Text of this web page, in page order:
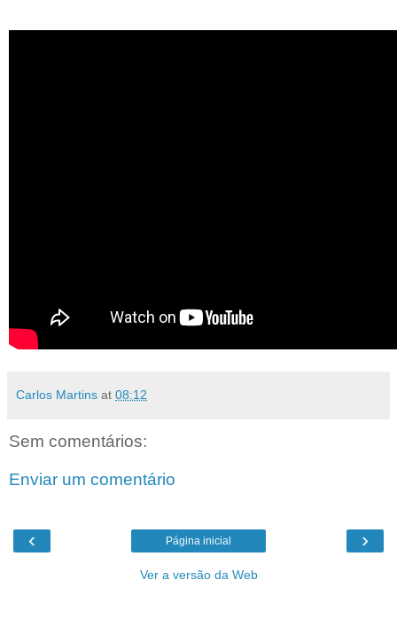
Carlos Martins at 08:12
Sem comentários:
Enviar um comentário
‹ ›
Página inicial
Ver a versão da Web